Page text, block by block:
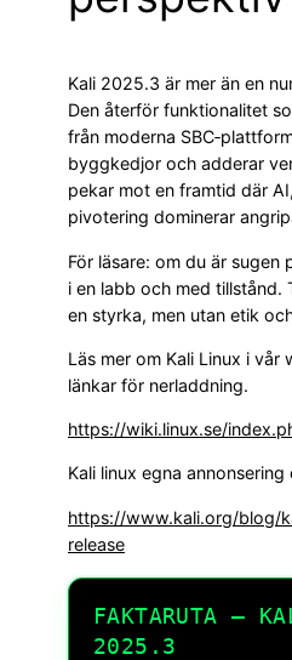
Kali 2025.3 är mer än en
Den återför funktionalitet
från moderna
bygg­kedjor och adderar
pekar mot en framtid där
pivotering dominerar
För läsare: om du är
i en labb och med tillstånd.
en styrka, men utan etik
Läs mer om Kali Linux i vår
länkar för nerladdning.
https://wiki.linux.se/
Kali linux egna
https://www.kali.org/blog/
release
FAKTARUTA —
2025.3